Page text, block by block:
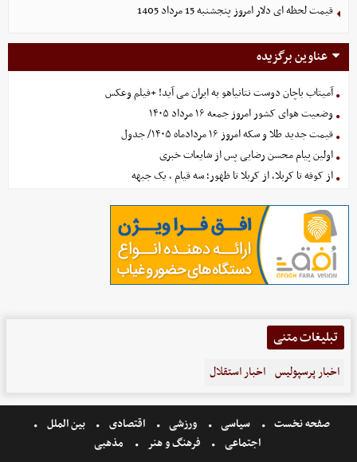
قیمت لحظه ای دلار امروز پنجشنبه 15 مرداد 1405
عناوین برگزیده
آمیتاب باچان دوست نتانیاهو به ایران می آید! +فیلم وعکس
وضعیت هوای کشور امروز جمعه ۱۶ مرداد ۱۴۰۵
قیمت جدید طلا و سکه امروز ۱۶ مردادماه ۱۴۰۵/ جدول
اولین پیام محسن رضایی پس از شایعات خبری
از کوفه تا کربلا، از کربلا تا ظهور؛ سه قیام ، یک جبهه
تبلیغات متنی
اخبار پرسپولیس اخبار استقلال
صفحه نخست سیاسی ورزشی اقتصادی
بین الملل
اجتماعی
فرهنگ و هنر مذهبی